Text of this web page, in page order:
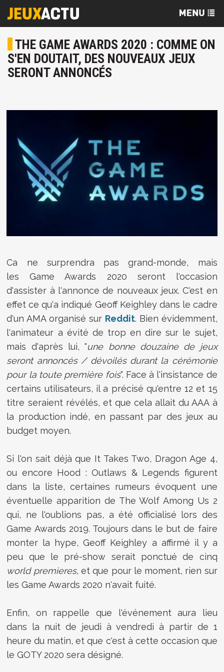
THE GAME AWARDS 2020 : COMME ON
S'EN DOUTAIT, DES NOUVEAUX JEUX
SERONT ANNONCÉS
Ca ne surprendra pas grand-monde, mais
les Game Awards 2020 seront l'occasion
d'assister à l'annonce de nouveaux jeux. C'est en
effet ce qu'a indiqué Geoff Keighley dans le cadre
d'un AMA organisé sur Reddit. Bien évidemment,
l'animateur a évité de trop en dire sur le sujet,
mais d'après lui, "une bonne douzaine de jeux
seront annoncés / dévoilés durant la cérémonie
pour la toute première fois". Face à l'insistance de
certains utilisateurs, il a précisé qu'entre 12 et 15
titre seraient révélés, et que cela allait du AAA à
la production indé, en passant par des jeux au
budget moyen.
Si l'on sait déjà que It Takes Two, Dragon Age 4,
ou encore Hood : Outlaws & Legends figurent
dans la liste, certaines rumeurs évoquent une
éventuelle apparition de The Wolf Among Us 2
qui, ne l'oublions pas, a été officialisé lors des
Game Awards 2019. Toujours dans le but de faire
monter la hype, Geoff Keighley a affirmé il y a
peu que le pré-show serait ponctué de cinq
world premieres, et que pour le moment, rien sur
les Game Awards 2020 n'avait fuité.
Enfin, on rappelle que l'événement aura lieu
dans la nuit de jeudi à vendredi à partir de 1
heure du matin, et que c'est à cette occasion que
le GOTY 2020 sera désigné.